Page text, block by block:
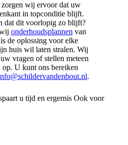
wij ervoor dat uw
in topconditie blijft.
dat dit voorlopig zo blijft?
onderhoudsplannen van
de oplossing voor elke
huis wil laten stralen. Wij
vragen of stellen meteen
U kunt ons bereiken
.
u tijd en ergernis Ook voor